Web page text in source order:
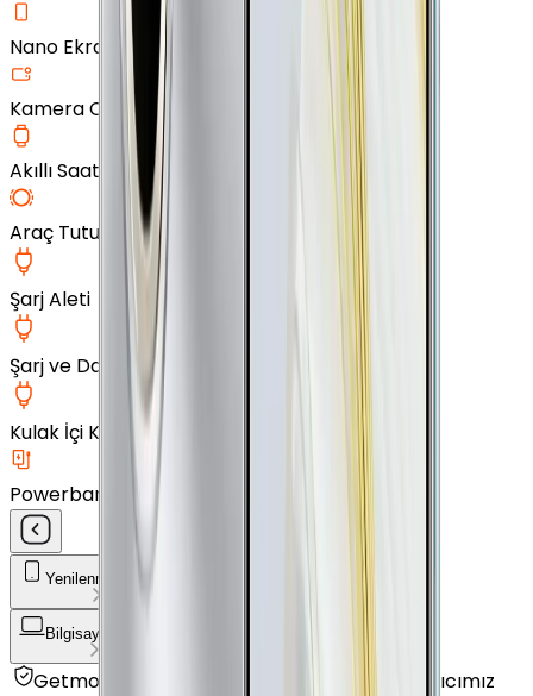
Nano Ekran Koruyucu
Kamera Cam Koruyucu
Akıllı Saat Aksesuarları
Araç Tutucu
Şarj Aleti
Şarj ve Data Kablosu
Kulak İçi Kulaklık
Powerbank
Yenilenmiş Telefon Akıllı Saat ve Bileklik
Bilgisayar / Tablet
Getmobil Güvencesi Mağazalarımız
Satıcımız